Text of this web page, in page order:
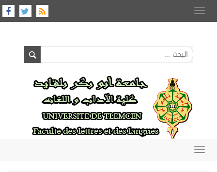
Toggle
navigation
Toggle